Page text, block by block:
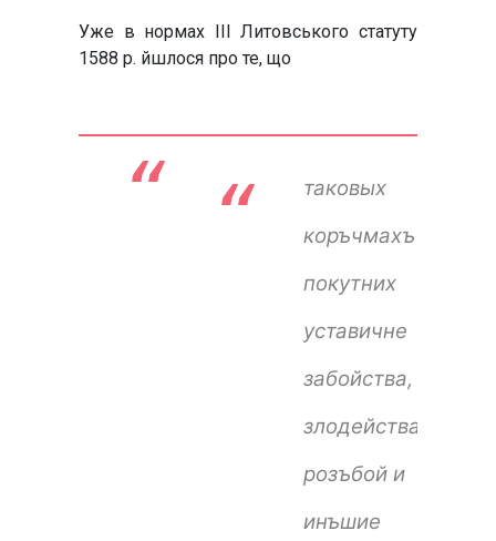
Уже в нормах ІІІ Литовського статуту
1588 р. йшлося про те, що
“
таковых
коръчмахъ
покутних
уставичне
забойства,
злодейства,
розъбой и
инъшие